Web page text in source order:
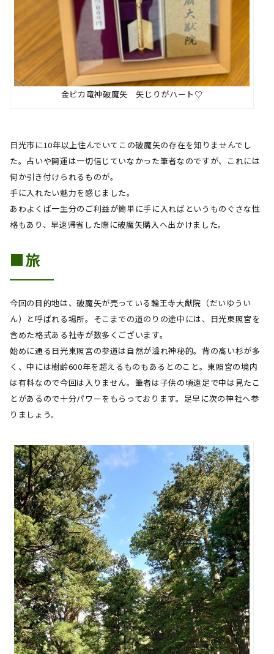
金ピカ竜神破魔矢 矢じりがハート♡
日光市に10年以上住んでいてこの破魔矢の存在を知りませんでし
た。占いや開運は一切信じていなかった筆者なのですが、これには
何か引き付けられるものが。
手に入れたい魅力を感じました。
あわよくば一生分のご利益が簡単に手に入ればというものぐさな性
格もあり、早速帰省した際に破魔矢購入へ出かけました。
■旅
今回の目的地は、破魔矢が売っている輪王寺大猷院（だいゆうい
ん）と呼ばれる場所。そこまでの道のりの途中には、日光東照宮を
含めた格式ある社寺が数多くございます。
始めに通る日光東照宮の参道は自然が溢れ神秘的。背の高い杉が多
く、中には樹齢600年を超えるものもあるとのこと。東照宮の境内
は有料なので今回は入りません。筆者は子供の頃遠足で中は見たこ
とがあるので十分パワーをもらっております。足早に次の神社へ参
りましょう。